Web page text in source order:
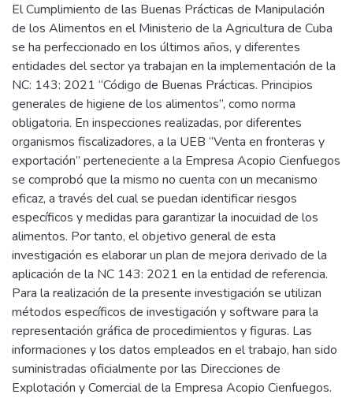
El Cumplimiento de las Buenas Prácticas de Manipulación
de los Alimentos en el Ministerio de la Agricultura de Cuba
se ha perfeccionado en los últimos años, y diferentes
entidades del sector ya trabajan en la implementación de la
NC: 143: 2021 “Código de Buenas Prácticas. Principios
generales de higiene de los alimentos”, como norma
obligatoria. En inspecciones realizadas, por diferentes
organismos fiscalizadores, a la UEB “Venta en fronteras y
exportación” perteneciente a la Empresa Acopio Cienfuegos
se comprobó que la mismo no cuenta con un mecanismo
eficaz, a través del cual se puedan identificar riesgos
específicos y medidas para garantizar la inocuidad de los
alimentos. Por tanto, el objetivo general de esta
investigación es elaborar un plan de mejora derivado de la
aplicación de la NC 143: 2021 en la entidad de referencia.
Para la realización de la presente investigación se utilizan
métodos específicos de investigación y software para la
representación gráfica de procedimientos y figuras. Las
informaciones y los datos empleados en el trabajo, han sido
suministradas oficialmente por las Direcciones de
Explotación y Comercial de la Empresa Acopio Cienfuegos.